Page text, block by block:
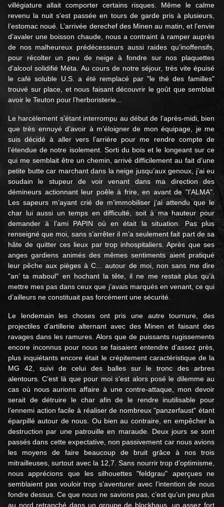
villégiature allait comporter certains risques. Même le calme
revenu la nuit s’est passée en tours de garde pris à plusieurs,
l’estomac noué. L’arrivée derechef des Minen au matin, et l’envie
d’avaler une boisson chaude, nous a contraint à ramper auprès
de nos malheureux prédécesseurs aussi raides qu’inoffensifs,
pour récolter un peu de neige à fondre sur nos plaquettes
d’alcool solidifié Méta. Au cours de notre séjour, très vite épuisé
le café soluble U.S. a été remplacé par "le thé des familles"
trouvé sur place, et nous faisant découvrir le goût que semblait
avoir le Teuton pour l’herboristerie...
Le harcèlement s’étant interrompu au début de l’après-midi, bien
que très ennuyé d’avoir à m’éloigner de mon équipage, je me
suis décidé à aller vers l’arrière pour me rendre compte de
l’étendue de notre isolement. Sorti du bois et le longeant sur ce
qui me semblait être un chemin, arrivé difficilement au fait d’une
petite butte car marchant dans la neige jusqu’aux genoux, j’ai eu
soudain le stupeur de voir venant dans ma direction des
démineurs actionnant leur poêle à frire, en avant de "l’ALMA".
Les sapeurs m’ayant crié de m’immobiliser j’ai attendu que le
char lui aussi un temps en difficulté, soit à ma hauteur pour
demander à l’ami PAPIN où en était la situation. Pas plus
renseigné que moi, sans s’arrêter il m’a seulement fait part de sa
hâte de quitter ces lieux par trop inhospitaliers. Après que ses
anges gardiens animés des mêmes sentiments aient pratiqué
leur pêche aux pièges à C... autour de moi, non sans me dire
"an’ ta maboul" en hochant la tête, il ne me restait plus qu’à
mettre mes pas dans ceux que j’avais marqués en venant, ce qui
d’ailleurs ne constituait pas forcément une sécurité.
Le lendemain les choses ont pris une autre tournure, des
projectiles d’artillerie alternant avec des Minen et faisant des
ravages dans les ramures. Alors que de puissants rugissements
encore inconnus pour nous se faisaient entendre d’assez près,
plus inquiétants encore était le crépitement caractéristique de la
MG 42, suivi de celui des balles sur le tronc des arbres
alentours. C’est là que pour moi s’est alors posé le dilemme au
cas où nous aurions affaire à une contre-attaque, mon devoir
serait de détruire le char afin de le rendre inutilisable pour
l’ennemi action facile à réaliser de nombreux "panzerfaust" étant
éparpillé autour de nous. Ou bien au contraire, en empêcher la
destruction par une patrouille en maraude. Deux jours se sont
passés dans cette expectative, non passivement car nous avions
les moyens de faire beaucoup de bruit grâce à nos trois
mitrailleuses, surtout avec la 12,7. Sans nourrir trop d’optimisme,
nous apprécions que les silhouettes "feldgrau" aperçues ne
semblaient pas vouloir trop s’aventurer avec l’intention de nous
fondre dessus. Ce que nous ne savions pas, c’est qu’un peu plus
au nord retranché dans un groupe de blockhaus, un assez fort